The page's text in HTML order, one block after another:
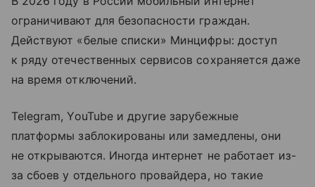
ограничивают для безопасности граждан.
Действуют «белые списки» Минцифры: доступ
к ряду отечественных сервисов сохраняется даже
на время отключений.
Telegram, YouTube и другие зарубежные
платформы заблокированы или замедлены, они
не открываются. Иногда интернет не работает из-
за сбоев у отдельного провайдера, но такие